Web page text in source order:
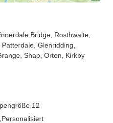
Bridge , Rosthwaite
, Patterdale , Glenridding
, Shap , Orton , Kirkby
12
Personalisiert